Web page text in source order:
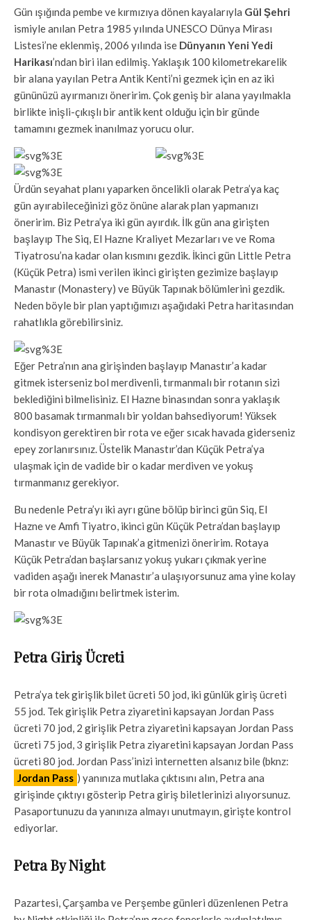
Gün ışığında pembe ve kırmızıya dönen kayalarıyla Gül Şehri
ismiyle anılan Petra 1985 yılında UNESCO Dünya Mirası
Listesi’ne eklenmiş, 2006 yılında ise Dünyanın Yeni Yedi
Harikası’ndan biri ilan edilmiş. Yaklaşık 100 kilometrekarelik
bir alana yayılan Petra Antik Kenti’ni gezmek için en az iki
gününüzü ayırmanızı öneririm. Çok geniş bir alana yayılmakla
birlikte inişli-çıkışlı bir antik kent olduğu için bir günde
tamamını gezmek inanılmaz yorucu olur.
Ürdün seyahat planı yaparken öncelikli olarak Petra’ya kaç
gün ayırabileceğinizi göz önüne alarak plan yapmanızı
öneririm. Biz Petra’ya iki gün ayırdık. İlk gün ana girişten
başlayıp The Siq, El Hazne Kraliyet Mezarları ve ve Roma
Tiyatrosu’na kadar olan kısmını gezdik. İkinci gün Little Petra
(Küçük Petra) ismi verilen ikinci girişten gezimize başlayıp
Manastır (Monastery) ve Büyük Tapınak bölümlerini gezdik.
Neden böyle bir plan yaptığımızı aşağıdaki Petra haritasından
rahatlıkla görebilirsiniz.
Eğer Petra’nın ana girişinden başlayıp Manastır’a kadar
gitmek isterseniz bol merdivenli, tırmanmalı bir rotanın sizi
beklediğini bilmelisiniz. El Hazne binasından sonra yaklaşık
800 basamak tırmanmalı bir yoldan bahsediyorum! Yüksek
kondisyon gerektiren bir rota ve eğer sıcak havada giderseniz
epey zorlanırsınız. Üstelik Manastır’dan Küçük Petra’ya
ulaşmak için de vadide bir o kadar merdiven ve yokuş
tırmanmanız gerekiyor.
Bu nedenle Petra’yı iki ayrı güne bölüp birinci gün Siq, El
Hazne ve Amfi Tiyatro, ikinci gün Küçük Petra’dan başlayıp
Manastır ve Büyük Tapınak’a gitmenizi öneririm. Rotaya
Küçük Petra’dan başlarsanız yokuş yukarı çıkmak yerine
vadiden aşağı inerek Manastır’a ulaşıyorsunuz ama yine kolay
bir rota olmadığını belirtmek isterim.
Petra Giriş Ücreti
Petra’ya tek girişlik bilet ücreti 50 jod, iki günlük giriş ücreti
55 jod. Tek girişlik Petra ziyaretini kapsayan Jordan Pass
ücreti 70 jod, 2 girişlik Petra ziyaretini kapsayan Jordan Pass
ücreti 75 jod, 3 girişlik Petra ziyaretini kapsayan Jordan Pass
ücreti 80 jod. Jordan Pass’inizi internetten alsanız bile (bknz:
Jordan Pass ) yanınıza mutlaka çıktısını alın, Petra ana
girişinde çıktıyı gösterip Petra giriş biletlerinizi alıyorsunuz.
Pasaportunuzu da yanınıza almayı unutmayın, girişte kontrol
ediyorlar.
Petra By Night
Pazartesi, Çarşamba ve Perşembe günleri düzenlenen Petra